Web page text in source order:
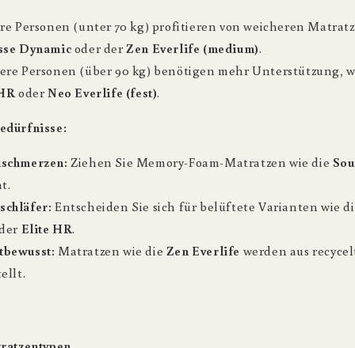
Personen (unter 70 kg) profitieren von weicheren
Dynamic oder der Zen Everlife (medium).
Personen (über 90 kg) benötigen mehr Unterstützung,
oderNeo Everlife (fest).
Ziehen Sie Memory-Foam-Matratzen wie die
Entscheiden Sie sich für belüftete Varianten wie
Elite HR.
Matratzen wie die Zen Everlife werden aus